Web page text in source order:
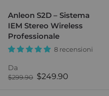
Anleon S2D – Sistema
IEM Stereo Wireless
Professionale
8 recensioni
Da
Prezzo
$299.90 Prezzo
$249.90